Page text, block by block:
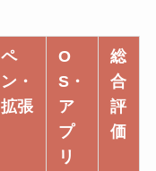
ペ
ン・
拡張
O
S・
ア
プ
リ
総
合
評
価